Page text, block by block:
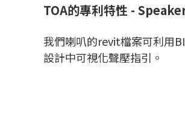
TOA的專利特性 -
我們喇叭的revit檔案可利用
設計中可視化聲壓指引。